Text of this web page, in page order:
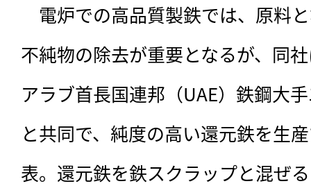
電炉での高品質製鉄では、原料
不純物の除去が重要となるが、同
アラブ首長国連邦（UAE）鉄鋼大
と共同で、純度の高い還元鉄を生
表。還元鉄を鉄スクラップと混ぜ